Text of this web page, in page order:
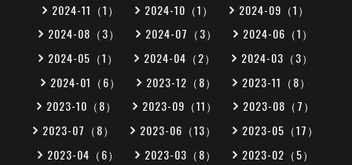
2024-11（1）
2024-10（1）
2024-09（1）
2024-08（3）
2024-07（3）
2024-06（1）
2024-05（1）
2024-04（2）
2024-03（3）
2024-01（6）
2023-12（8）
2023-11（8）
2023-10（8）
2023-09（11）
2023-08（7）
2023-07（8）
2023-06（13）
2023-05（17）
2023-04（6）
2023-03（8）
2023-02（5）